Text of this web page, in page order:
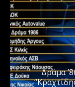
Δράμα